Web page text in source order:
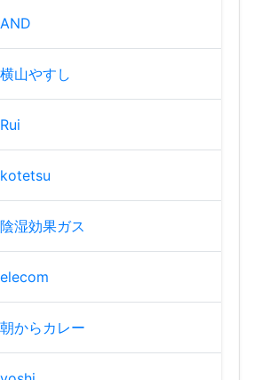
AND
横山やすし
Rui
kotetsu
陰湿効果ガス
elecom
朝からカレー